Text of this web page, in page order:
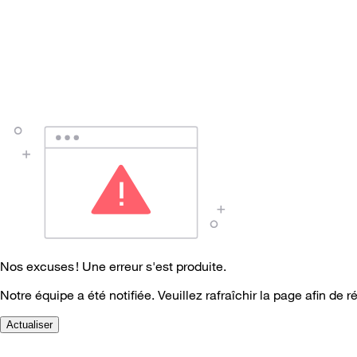
Nos excuses ! Une erreur s'est produite.
Notre équipe a été notifiée. Veuillez rafraîchir la page afin de
Actualiser